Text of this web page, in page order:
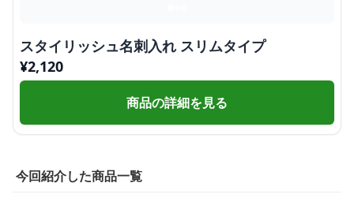
スタイリッシュ名刺入れ スリムタイプ
¥2,120
商品の詳細を見る
今回紹介した商品一覧